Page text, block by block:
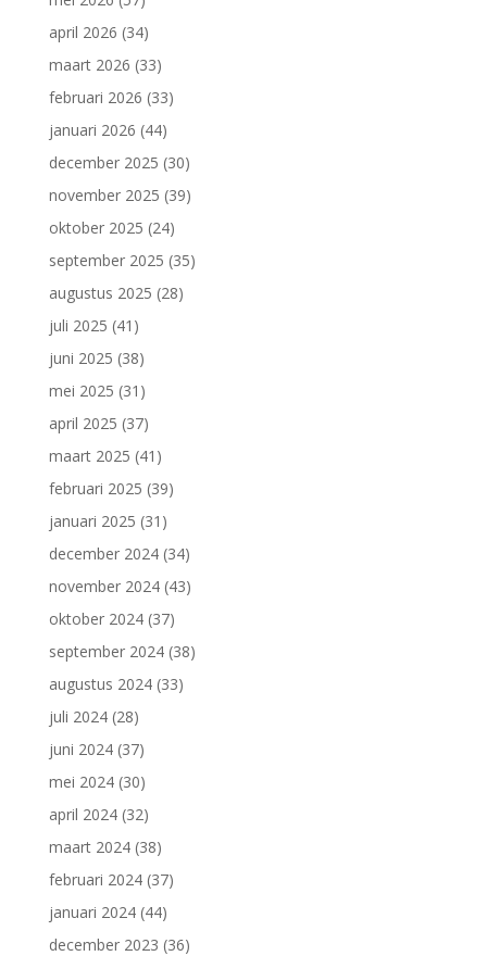
april 2026 (34)
maart 2026 (33)
februari 2026 (33)
januari 2026 (44)
december 2025 (30)
november 2025 (39)
oktober 2025 (24)
september 2025 (35)
augustus 2025 (28)
juli 2025 (41)
juni 2025 (38)
mei 2025 (31)
april 2025 (37)
maart 2025 (41)
februari 2025 (39)
januari 2025 (31)
december 2024(34)
november 2024(43)
oktober 2024(37)
september 2024(38)
augustus 2024(33)
juli 2024(28)
juni 2024(37)
mei 2024(30)
april 2024(32)
maart 2024(38)
februari 2024(37)
januari 2024(44)
december 2023 (36)